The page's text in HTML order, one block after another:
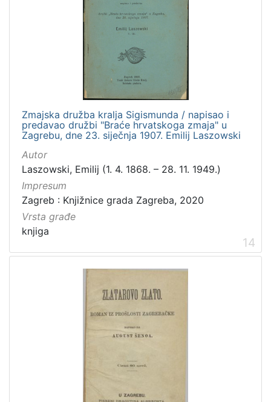
Zmajska družba kralja Sigismunda / napisao i
predavao družbi "Braće hrvatskoga zmaja" u
Zagrebu, dne 23. siječnja 1907. Emilij Laszowski
Autor
Laszowski, Emilij (1. 4. 1868. – 28. 11. 1949.)
Impresum
Zagreb : Knjižnice grada Zagreba, 2020
Vrsta građe
knjiga
14